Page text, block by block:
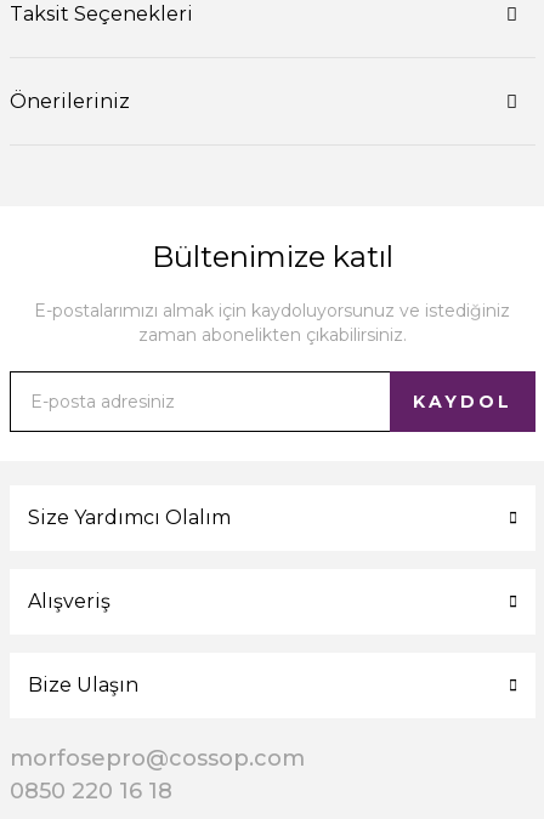
Taksit Seçenekleri
Önerileriniz
Bültenimize katıl
E-postalarımızı almak için kaydoluyorsunuz ve istediğiniz
zaman abonelikten çıkabilirsiniz.
KAYDOL
Size Yardımcı Olalım
Alışveriş
Bize Ulaşın
morfosepro@cossop.com
0850 220 16 18